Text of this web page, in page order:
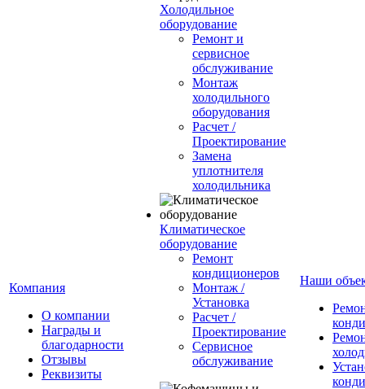
Компания
О компании
Награды и
благодарности
Отзывы
Реквизиты
Холодильное
оборудование
Ремонт и
сервисное
обслуживание
Монтаж
холодильного
оборудования
Расчет /
Проектирование
Замена
уплотнителя
холодильника
Климатическое
оборудование
Ремонт
кондиционеров
Монтаж /
Установка
Расчет /
Проектирование
Сервисное
обслуживание
Наши